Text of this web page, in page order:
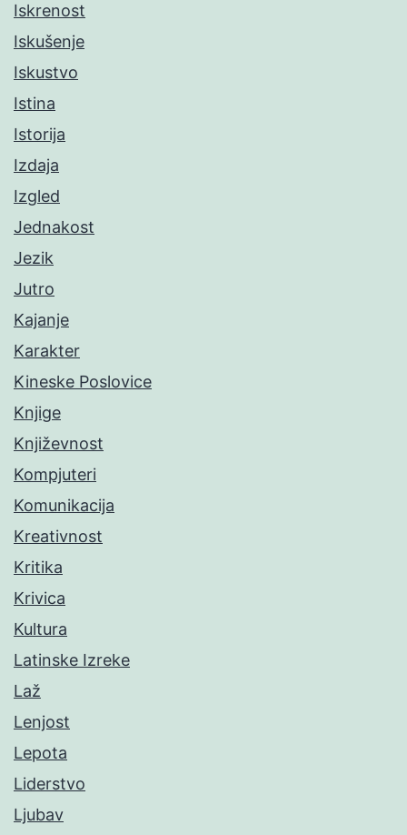
Iskrenost
Iskušenje
Iskustvo
Istina
Istorija
Izdaja
Izgled
Jednakost
Jezik
Jutro
Kajanje
Karakter
Kineske Poslovice
Knjige
Književnost
Kompjuteri
Komunikacija
Kreativnost
Kritika
Krivica
Kultura
Latinske Izreke
Laž
Lenjost
Lepota
Liderstvo
Ljubav